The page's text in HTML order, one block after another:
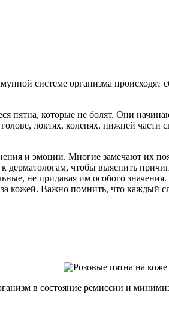
системе организма
пятна, которые не болят. Они
локтях, коленях, нижней
и эмоции. Многие замечают их
дерматологам, чтобы выяснить
не придавая им особого
кожей. Важно помнить, что каждый
в состояние ремиссии и